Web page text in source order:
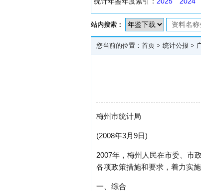
站内搜索：
您当前的位置： 首页 > 统计公报 >
梅州市统计局
(2008年3月9日)
2007年，梅州人民在市委、市
各项政策措施和要求，着力实
一、综合